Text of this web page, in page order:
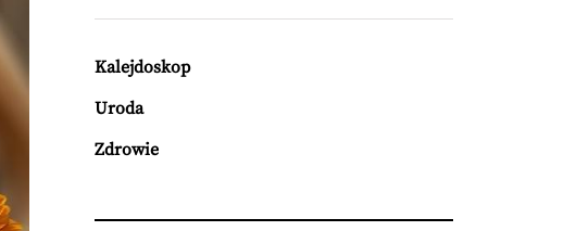
Kalejdoskop
Uroda
Zdrowie